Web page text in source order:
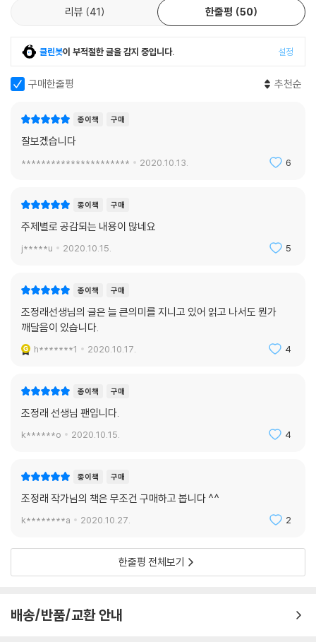
이 느닷없고 당돌한 질문에, 사범학교를 갓 졸업한 담임 선생은 씨익 웃으
“담에 크면 다 알게 된다.”
고등학교를 졸업했을 때 저의 가슴에 품고 있었던 일본과 일본 놈들에 대
한 분노와 증오는 몇 배로 커져 있었습니다. 일본이 저지른 잔악상을 그만
큼 많이 알게 되었기 때문입니다.
작했습니다. 그리고 작가가 되었을 때는 일본에 대한 분노와 증오는 ‘이성
적 분노’와 ‘논리적 증오’로 양쪽 가슴에 깊이 심어졌습니다. 그 ‘이성적 분
노’와 ‘논리적 증오’는 『아리랑』을 쓰도록 추동한 절대적 힘이 되었습니다.
강화되어 가면서 작품 탄생으로 연결되는 것입니다.
--- 「열두 살 소년이 품고 있던 문제의식」 중에서
부탁드립니다.
본질적으로 인간은 완벽하지 못하고, 그 미완성적 영혼은 존재와 죽음에
대한 불안과 두려움을 갖고 있고, 그것을 극복하기 위해서는 정신적 성장
인공위성과 함께 20세기 획기적 발명품으로 꼽히는 것이 플라스틱입니다.
그것은 싸고 질기고 편리해서 비행기 부품들에서부터 온갖 생활도구까지
못 만들어내는 물건이 없이 전성시대를 구가해 왔습니다. 그러나 그것이
현미경으로 보아야만 보일 정도로 미세먼지화함으로써 이미 3차, 4차 오
염로를 거쳐 우리 인간의 핏속까지 침투하고 있다는 연구 결과가 발표되고
있습니다. 바닷새며, 물고기며, 거북이며, 고래까지 위에 플라스틱 조각들
쳐지고 있습니다. 플라스틱은 이미 인류의 생명을 위협하는 가장 강력한
무기가 되어 우리를 공격하기 시작했습니다.
--- 「‘속도’와 ‘편리’ 속의 ‘본질’」 중에서
리뷰 41 한줄평 50
클린봇이 부적절한 글을 감지 중입니다. 설정
구매한줄평 추천순
종이책 구매
잘보겠습니다
********************** 2020.10.13. 6
종이책 구매
주제별로 공감되는 내용이 많네요
j*****u 2020.10.15. 5
종이책 구매
조정래선생님의 글은 늘 큰의미를 지니고 있어 읽고 나서도 뭔가
깨달음이 있습니다.
h*******1 2020.10.17. 4
종이책 구매
조정래 선생님 팬입니다.
k******o 2020.10.15. 4
종이책 구매
조정래 작가님의 책은 무조건 구매하고 봅니다 ^^
k********a 2020.10.27. 2
한줄평 전체보기
배송/반품/교환 안내